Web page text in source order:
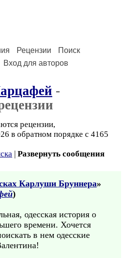
Рецензии
Поиск
Вход для авторов
-
рецензии,
в обратном порядке с 4165
| Развернуть сообщения
Карлуши Бруннера»
)
одесская история о
времени. Хочется
в нем одесские